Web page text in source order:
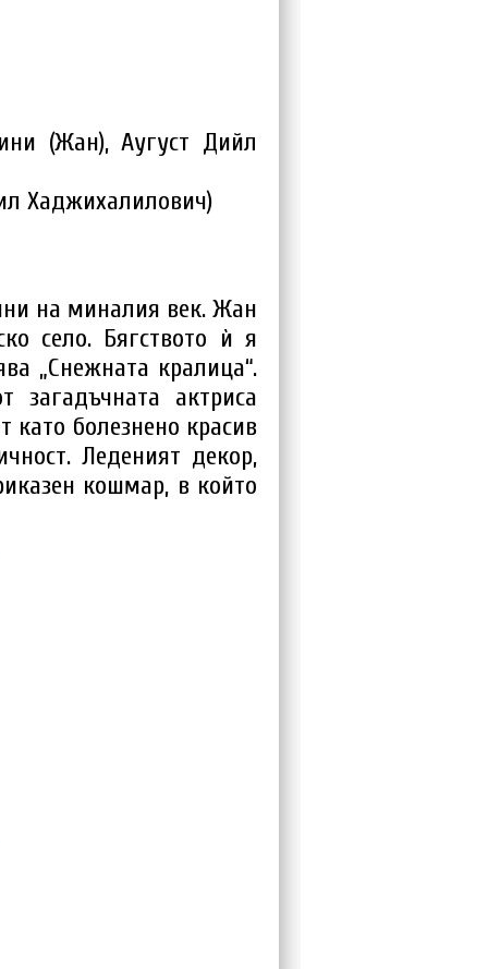
(Жан), Аугуст Дийл
Хаджихалилович)
на миналия век. Жан
село. Бягството ѝ я
„Снежната кралица“.
актриса
като болезнено красив
Леденият декор,
кошмар, в който